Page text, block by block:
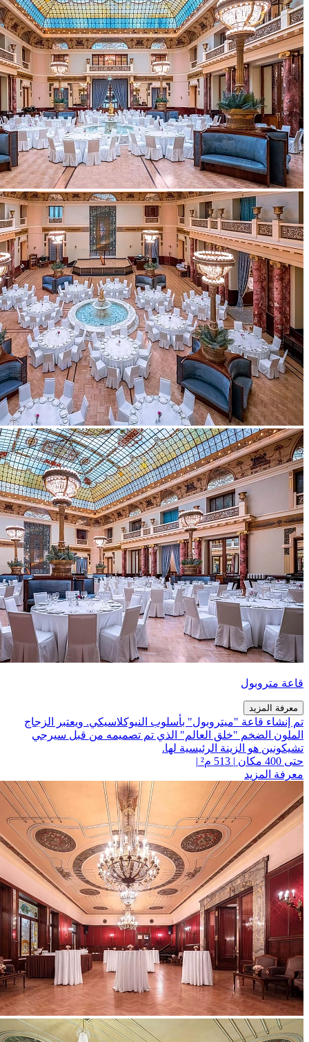
قاعة متروبول
معرفة المزيد
تم إنشاء قاعة "ميتروبول" بأسلوب النيوكلاسيكي. ويعتبر الزجاج
الملون الضخم "خلق العالم" الذي تم تصميمه من قبل سيرجي
تشيكونين هو الزينة الرئيسية لها.
حتى 400 مكان
| 513 م²
|
معرفة المزيد